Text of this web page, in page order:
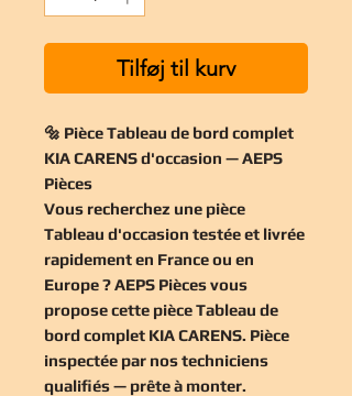
Tilføj til kurv
🔩 Pièce Tableau de bord complet
KIA CARENS d'occasion — AEPS
Pièces
Vous recherchez une pièce
Tableau d'occasion testée et livrée
rapidement en France ou en
Europe ? AEPS Pièces vous
propose cette pièce Tableau de
bord complet KIA CARENS. Pièce
inspectée par nos techniciens
qualifiés — prête à monter.